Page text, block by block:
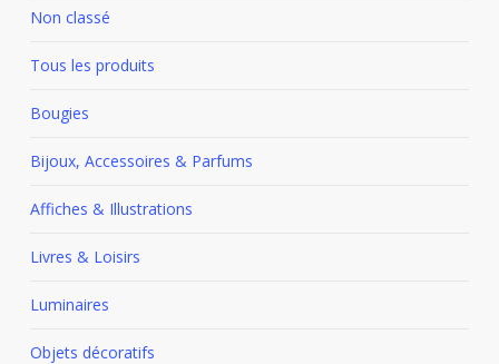
Non classé
Tous les produits
Bougies
Bijoux, Accessoires & Parfums
Affiches & Illustrations
Livres & Loisirs
Luminaires
Objets décoratifs